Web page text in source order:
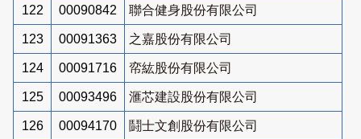
122 00090842 聯合健身股份有限公司
123 00091363 之嘉股份有限公司
124 00091716 帟紘股份有限公司
125 00093496 滙芯建設股份有限公司
126 00094170 鬪士文創股份有限公司